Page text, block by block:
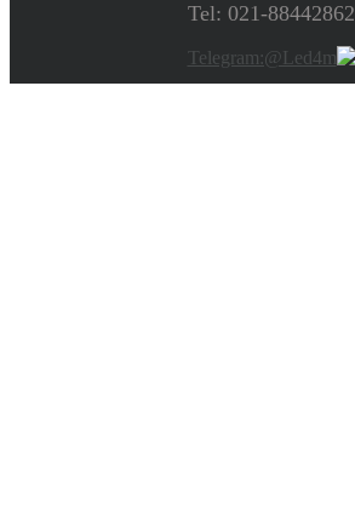
Tel: 021-88442862